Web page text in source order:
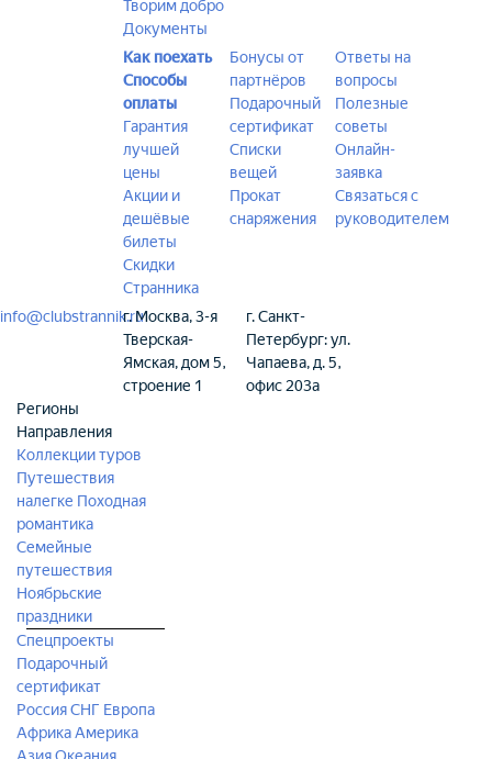
Творим добро
Документы
Как поехать
Способы
оплаты
Гарантия
лучшей
цены
Акции и
дешёвые
билеты
Скидки
Странника
Бонусы от
партнёров
Подарочный
сертификат
Списки
вещей
Прокат
снаряжения
Ответы на
вопросы
Полезные
советы
Онлайн-
заявка
Связаться с
руководителем
info@clubstrannik.ruг. Москва, 3-я
Тверская-
Ямская, дом 5,
строение 1
г. Санкт-
Петербург: ул.
Чапаева, д. 5,
офис 203а
Регионы
Направления
Коллекции туров
Путешествия
налегке Походная
романтика
Семейные
путешествия
Ноябрьские
праздники
Спецпроекты
Подарочный
сертификат
РоссияСНГ Европа
АфрикаАмерика